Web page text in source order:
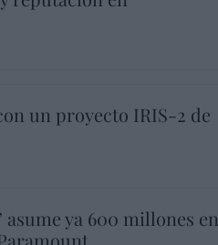
un proyecto IRIS-2 de
asume ya 600 millones en